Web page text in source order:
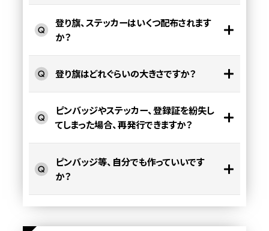
登り旗、ステッカーはいくつ配布されます
か？
登り旗はどれぐらいの大きさですか？
ピンバッジやステッカー、登録証を紛失し
てしまった場合、再発行できますか？
ピンバッジ等、自分でも作っていいです
か？